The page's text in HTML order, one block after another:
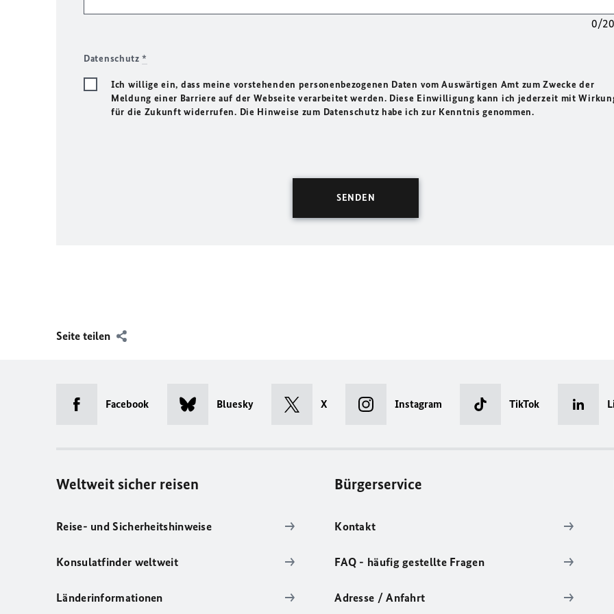
0/
Datenschutz*
Ich willige ein, dass meine vorstehenden personenbezogenen Daten vom Auswärtigen Amt zum Zwecke der
Meldung einer Barriere auf der Webseite verarbeitet werden. Diese Einwilligung kann ich jederzeit mit
für die Zukunft widerrufen. Die Hinweise zum Datenschutz habe ich zur Kenntnis genommen.
Seite teilen
Facebook Bluesky X Instagram TikTok
Weltweit sicher reisen
Reise- und Sicherheitshinweise
Konsulatfinder weltweit
Länderinformationen
Bürgerservice
Kontakt
FAQ - häufig gestellte Fragen
Adresse / Anfahrt